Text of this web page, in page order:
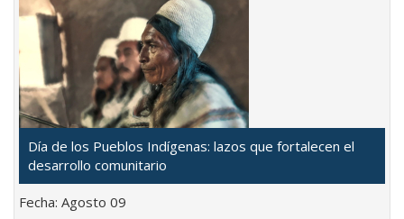
Día de los Pueblos Indígenas: lazos que fortalecen el
desarrollo comunitario
Fecha: Agosto 09